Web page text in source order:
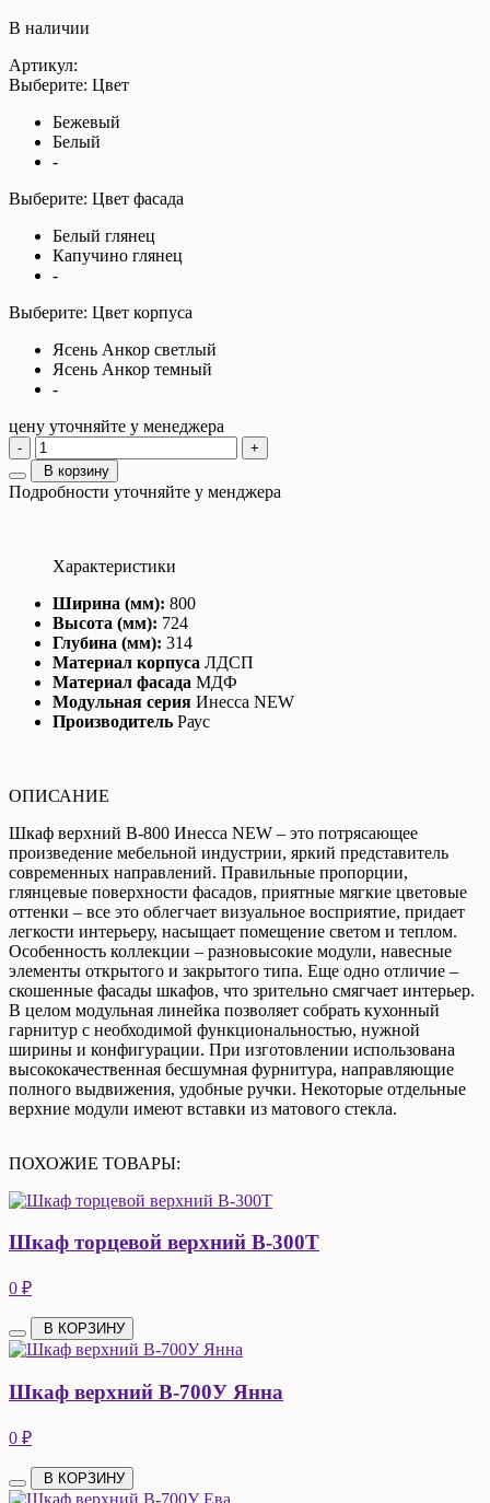
В наличии
Артикул:
Выберите: Цвет
Бежевый
Белый
-
Выберите: Цвет фасада
Белый глянец
Капучино глянец
-
Выберите: Цвет корпуса
Ясень Анкор светлый
Ясень Анкор темный
-
цену уточняйте у менеджера
-
+
В корзину
Подробности уточняйте у менджера
Характеристики
Ширина (мм): 800
Высота (мм): 724
Глубина (мм): 314
Материал корпуса ЛДСП
Материал фасада МДФ
Модульная серия Инесса NEW
Производитель Раус
ОПИСАНИЕ
Шкаф верхний В-800 Инесса NEW – это потрясающее
произведение мебельной индустрии, яркий представитель
современных направлений. Правильные пропорции,
глянцевые поверхности фасадов, приятные мягкие цветовые
оттенки – все это облегчает визуальное восприятие, придает
легкости интерьеру, насыщает помещение светом и теплом.
Особенность коллекции – разновысокие модули, навесные
элементы открытого и закрытого типа. Еще одно отличие –
скошенные фасады шкафов, что зрительно смягчает интерьер.
В целом модульная линейка позволяет собрать кухонный
гарнитур с необходимой функциональностью, нужной
ширины и конфигурации. При изготовлении использована
высококачественная бесшумная фурнитура, направляющие
полного выдвижения, удобные ручки. Некоторые отдельные
верхние модули имеют вставки из матового стекла.
ПОХОЖИЕ ТОВАРЫ:
Шкаф торцевой верхний В-300Т
0 ₽
В КОРЗИНУ
Шкаф верхний В-700У Янна
0 ₽
В КОРЗИНУ